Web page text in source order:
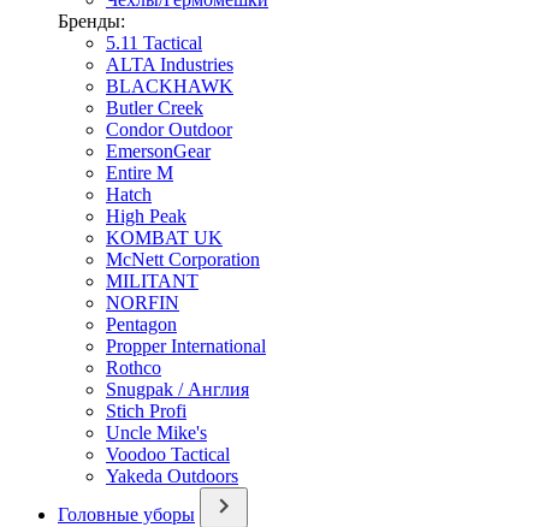
Бренды:
5.11 Tactical
ALTA Industries
BLACKHAWK
Butler Creek
Condor Outdoor
EmersonGear
Entire M
Hatch
High Peak
KOMBAT UK
McNett Corporation
MILITANT
NORFIN
Pentagon
Propper International
Rothco
Snugpak / Англия
Stich Profi
Uncle Mike's
Voodoo Tactical
Yakeda Outdoors
Головные уборы